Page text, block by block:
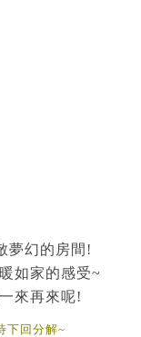
夢幻的房間!
如家的感受~
來再來呢!
下回分解~